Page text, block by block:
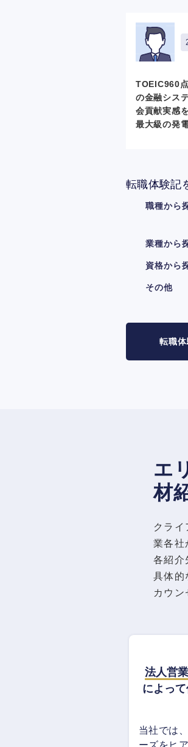
TOEIC960
の金融シス
会貢献実感
最大級の発
転職体験記
職種から
業種から
資格から
その他
転職
エ
材
クラ
業各社
各紹介
具体的
カウン
法人営
によっ
当社では
ーズをヒ